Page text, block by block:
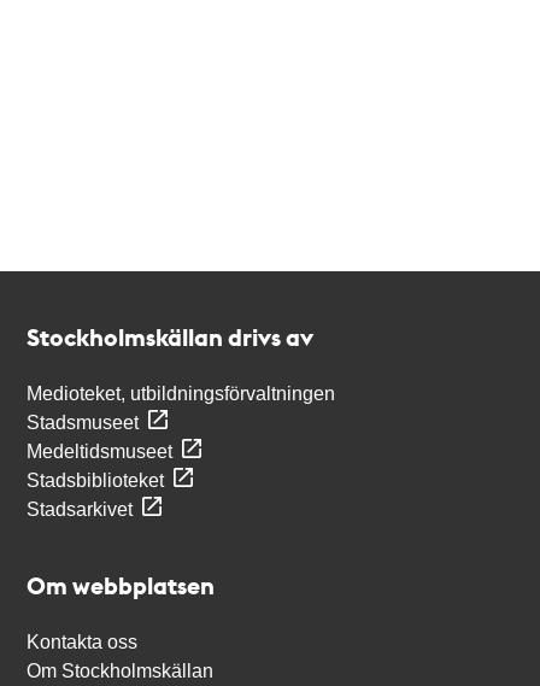
Stockholmskällan drivs av
Medioteket, utbildningsförvaltningen
Stadsmuseet
Medeltidsmuseet
Stadsbiblioteket
Stadsarkivet
Om webbplatsen
Kontakta oss
Om Stockholmskällan